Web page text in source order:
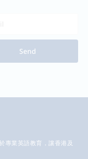
Send
專業英語教育，讓香港及